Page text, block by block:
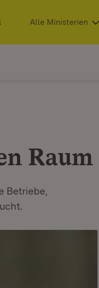
(Öffnet in neuem Fenster)
Alle Ministerien
Raum
Betriebe,